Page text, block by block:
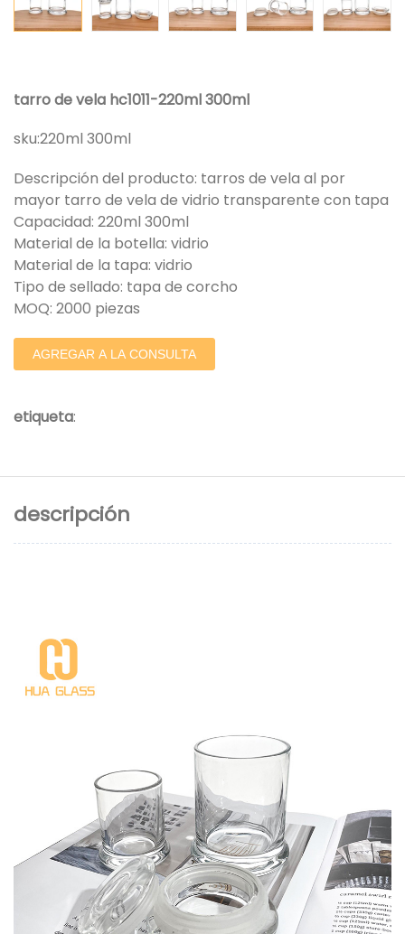
tarro de vela hc1011-220ml 300ml
sku:220ml 300ml
Descripción del producto: tarros de vela al por
mayor tarro de vela de vidrio transparente con tapa
Capacidad: 220ml 300ml
Material de la botella: vidrio
Material de la tapa: vidrio
Tipo de sellado: tapa de corcho
MOQ: 2000 piezas
AGREGAR A LA CONSULTA
etiqueta:
descripción